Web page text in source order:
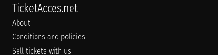
TicketAcces.net
About
Conditions and policies
Sell tickets with us